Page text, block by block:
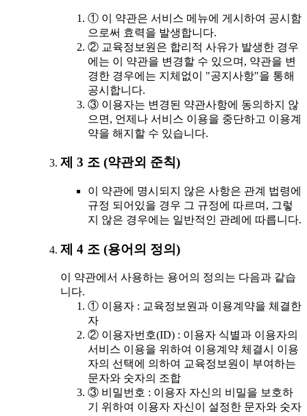
① 이 약관은 서비스 메뉴에 게시하여 공시함
으로써 효력을 발생합니다.
② 교육정보원은 합리적 사유가 발생한 경우
에는 이 약관을 변경할 수 있으며, 약관을 변
경한 경우에는 지체없이 "공지사항"을 통해
공시합니다.
③ 이용자는 변경된 약관사항에 동의하지 않
으면, 언제나 서비스 이용을 중단하고 이용계
약을 해지할 수 있습니다.
제 3 조 (약관외 준칙)
이 약관에 명시되지 않은 사항은 관계 법령에
규정 되어있을 경우 그 규정에 따르며, 그렇
지 않은 경우에는 일반적인 관례에 따릅니다.
제 4 조 (용어의 정의)
이 약관에서 사용하는 용어의 정의는 다음과 같습
니다.
① 이용자 : 교육정보원과 이용계약을 체결한
자
② 이용자번호(ID) : 이용자 식별과 이용자의
서비스 이용을 위하여 이용계약 체결시 이용
자의 선택에 의하여 교육정보원이 부여하는
문자와 숫자의 조합
③ 비밀번호 : 이용자 자신의 비밀을 보호하
기 위하여 이용자 자신이 설정한 문자와 숫자